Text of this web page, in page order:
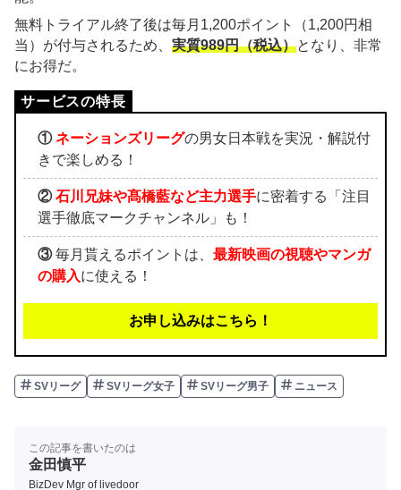
無料トライアル終了後は毎月1,200ポイント（1,200円相
当）が付与されるため、 実質989円（税込）となり、非常
にお得だ。
① ネーションズリーグの男女日本戦を実況・解説付
きで楽しめる！
② 石川兄妹や髙橋藍など主力選手に密着する「注目
選手徹底マークチャンネル」も！
③毎月貰えるポイントは、 最新映画の視聴やマンガ
の購入に使える！
お申し込みはこちら！
SVリーグ SVリーグ女子 SVリーグ男子 ニュース
この記事を書いたのは
金田慎平
BizDev Mgr of livedoor